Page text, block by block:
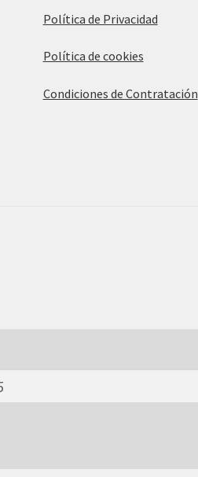
Política de Privacidad
Política de cookies
Condiciones de Contratación